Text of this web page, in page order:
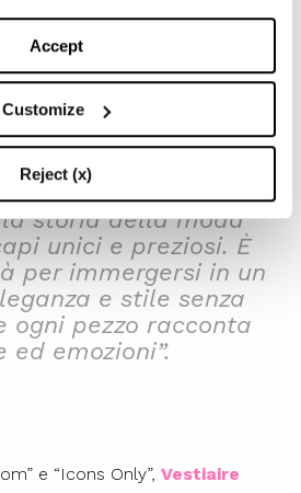
Accept
Customize
Reject (x)
rendendo accessibili pezzi
essere rimasti sepolti nel
si impegna a
storia della moda
unici e preziosi. È
per immergersi in un
e stile senza
ogni pezzo racconta
ed emozioni”.
e “Icons Only”, Vestiaire